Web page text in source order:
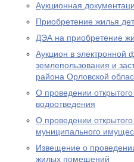
Аукционная
Приобретение жилья
ДЭА на приобретение
Аукцион в электронной
землепользования и
района Орловской
О проведении
водоотведения
О проведении
муниципального
Извещение о
жилых помещений